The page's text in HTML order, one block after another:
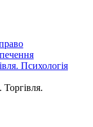
Психологія